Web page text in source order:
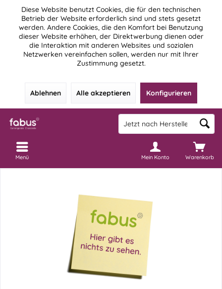
Diese Website benutzt Cookies, die für den technischen
Betrieb der Website erforderlich sind und stets gesetzt
werden. Andere Cookies, die den Komfort bei Benutzung
dieser Website erhöhen, der Direktwerbung dienen oder
die Interaktion mit anderen Websites und sozialen
Netzwerken vereinfachen sollen, werden nur mit Ihrer
Zustimmung gesetzt.
Ablehnen Alle akzeptieren Konfigurieren
Warenkorb
Mein Konto
Menü